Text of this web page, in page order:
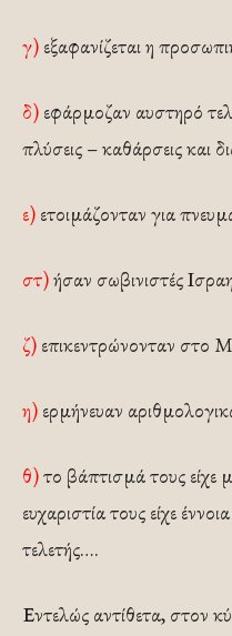
γ) εξαφανίζεται η
δ) εφάρμοζαν αυστηρό
πλύσεις – καθάρσεις και
ε) ετοιμάζονταν για
στ)ήσαν σωβινιστές
ζ) επικεντρώνονταν στο
η) ερμήνευαν
θ)το βάπτισμά τους είχε
ευχαριστία τους είχε
τελετής….
Εντελώς αντίθετα, στον